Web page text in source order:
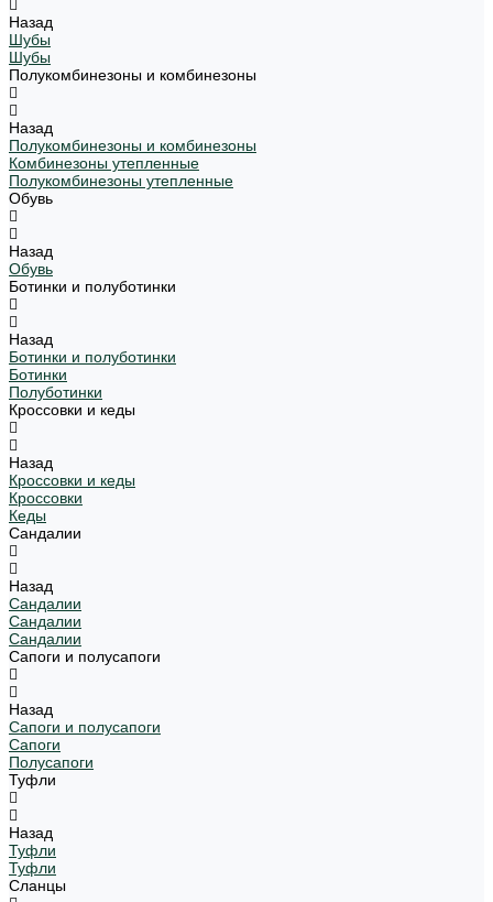
Назад
Шубы
Шубы
Полукомбинезоны и комбинезоны
Назад
Полукомбинезоны и комбинезоны
Комбинезоны утепленные
Полукомбинезоны утепленные
Обувь
Назад
Обувь
Ботинки и полуботинки
Назад
Ботинки и полуботинки
Ботинки
Полуботинки
Кроссовки и кеды
Назад
Кроссовки и кеды
Кроссовки
Кеды
Сандалии
Назад
Сандалии
Сандалии
Сандалии
Сапоги и полусапоги
Назад
Сапоги и полусапоги
Сапоги
Полусапоги
Туфли
Назад
Туфли
Туфли
Сланцы